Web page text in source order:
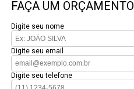
FAÇA UM ORÇAMENTO
Digite seu nome
Digite seu email
Digite seu telefone